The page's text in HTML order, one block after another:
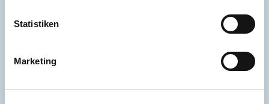
Statistiken
Marketing
Weitere Informationen